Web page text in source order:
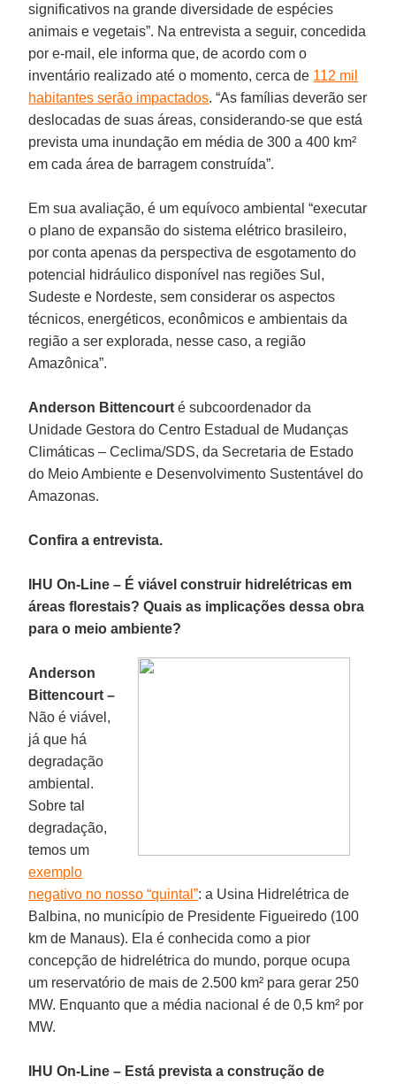
significativos na grande diversidade de espécies
animais e vegetais”. Na entrevista a seguir, concedida
por e-mail, ele informa que, de acordo com o
inventário realizado até o momento, cerca de 112 mil
habitantes serão impactados. “As famílias deverão ser
deslocadas de suas áreas, considerando-se que está
prevista uma inundação em média de 300 a 400 km²
em cada área de barragem construída”.
Em sua avaliação, é um equívoco ambiental “executar
o plano de expansão do sistema elétrico brasileiro,
por conta apenas da perspectiva de esgotamento do
potencial hidráulico disponível nas regiões Sul,
Sudeste e Nordeste, sem considerar os aspectos
técnicos, energéticos, econômicos e ambientais da
região a ser explorada, nesse caso, a região
Amazônica”.
Anderson Bittencourt é subcoordenador da
Unidade Gestora do Centro Estadual de Mudanças
Climáticas – Ceclima/SDS, da Secretaria de Estado
do Meio Ambiente e Desenvolvimento Sustentável do
Amazonas.
Confira a entrevista.
IHU On-Line – É viável construir hidrelétricas em
áreas florestais? Quais as implicações dessa obra
para o meio ambiente?
Anderson
Bittencourt –
Não é viável,
já que há
degradação
ambiental.
Sobre tal
degradação,
temos um
exemplo
negativo no nosso “quintal”: a Usina Hidrelétrica de
Balbina, no município de Presidente Figueiredo (100
km de Manaus). Ela é conhecida como a pior
concepção de hidrelétrica do mundo, porque ocupa
um reservatório de mais de 2.500 km² para gerar 250
MW. Enquanto que a média nacional é de 0,5 km² por
MW.
IHU On-Line – Está prevista a construção de